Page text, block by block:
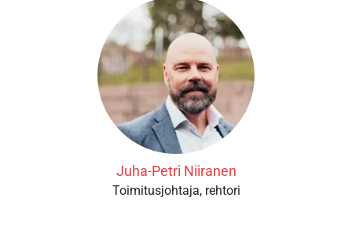
Juha-Petri Niiranen
Toimitusjohtaja, rehtori